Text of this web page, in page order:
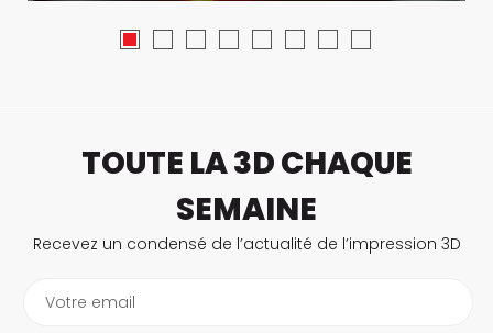
TOUTE LA 3D CHAQUE
SEMAINE
Recevez un condensé de l’actualité de l’impression 3D
Votre email